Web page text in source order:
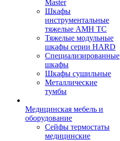
Master
Шкафы
инструментальные
тяжелые AMH TC
Тяжелые модульные
шкафы серии HARD
Cпециализированные
шкафы
Шкафы сушильные
Металлические
тумбы
Медицинская мебель и
оборудование
Сейфы термостаты
медицинские